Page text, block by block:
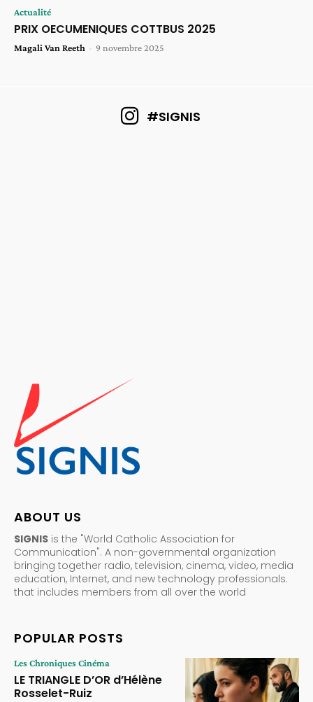
Actualité
PRIX OECUMENIQUES COTTBUS 2025
Magali Van Reeth - 9 novembre 2025
#SIGNIS
ABOUT US
SIGNIS is the "World Catholic Association for
Communication". A non-governmental organization
bringing together radio, television, cinema, video, media
education, Internet, and new technology professionals.
that includes members from all over the world
POPULAR POSTS
Les Chroniques Cinéma
LE TRIANGLE D’OR d’Hélène
Rosselet-Ruiz